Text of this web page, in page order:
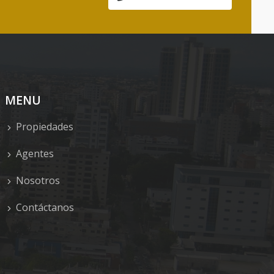
MENU
Propiedades
Agentes
Nosotros
Contáctanos